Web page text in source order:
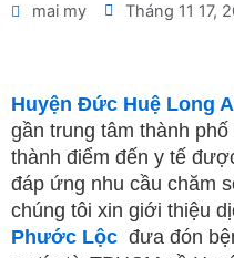
mai my Tháng 11 17,
Huyện Đức Huệ Long
gần trung tâm thành
thành điểm đến y tế
đáp ứng nhu cầu chăm
chúng tôi xin giới thiệu
Phước Lộc đưa đón